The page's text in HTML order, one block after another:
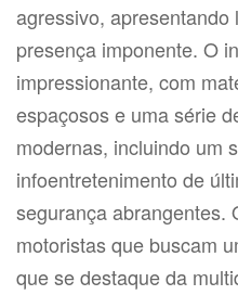
agressivo,
presença imponente. O
impressionante, com
espaçosos e uma série
modernas, incluindo um
infoentretenimento de
segurança abrangentes.
motoristas que buscam
que se destaque da